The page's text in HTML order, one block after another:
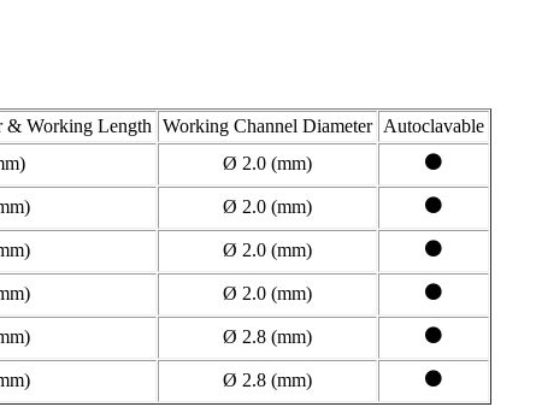
& Working Length Working Channel Diameter Autoclavable
Ø 2.0 (mm) ⚫
Ø 2.0 (mm) ⚫
Ø 2.0 (mm) ⚫
Ø 2.0 (mm) ⚫
Ø 2.8 (mm) ⚫
Ø 2.8 (mm) ⚫